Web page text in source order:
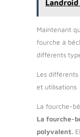
Maintenant
fourche à
différents
Les
et utilisations
La fourche-
La fourche-
polyvalent.